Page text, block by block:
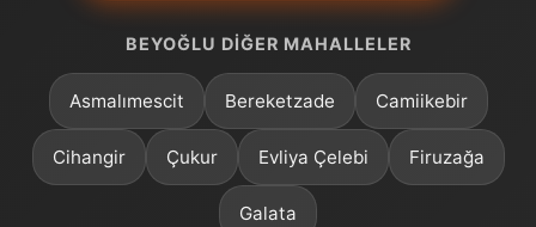
BEYOĞLU DIĞER MAHALLELER
Asmalımescit Bereketzade Camiikebir
Cihangir Çukur Evliya Çelebi Firuzağa
Galata